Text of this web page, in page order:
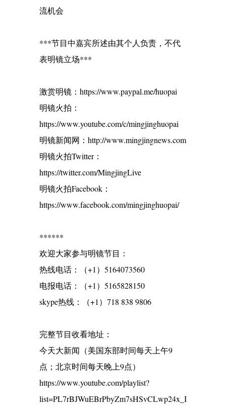
流机会
***节目中嘉宾所述由其个人负责，不代
表明镜立场***
激赏明镜：https://www.paypal.me/huopai
明镜火拍：
https://www.youtube.com/c/mingjinghuopai
明镜新闻网：http://www.mingjingnews.com
明镜火拍Twitter：
https://twitter.com/MingjingLive
明镜火拍Facebook：
https://www.facebook.com/mingjinghuopai/
******
欢迎大家参与明镜节目：
热线电话：（+1）5164073560
电报电话：（+1）5165828150
skype热线：（+1）718 838 9806
完整节目收看地址：
今天大新闻（美国东部时间每天上午9
点；北京时间每天晚上9点）
https://www.youtube.com/playlist?
list=PL7rBJWuEBrPbyZm7sHSvCLwp24x_I